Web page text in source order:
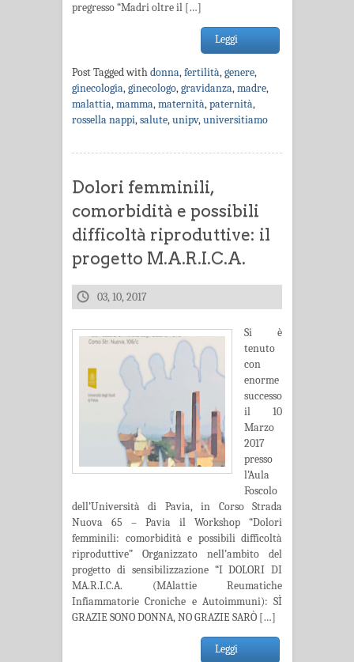
pregresso “Madri oltre il […]
Leggi
Post Tagged withdonna,fertilità,genere,
ginecologia,ginecologo,gravidanza,madre,
malattia,mamma,maternità,paternità,
rossella nappi,salute,unipv,universitiamo
Dolori femminili,
comorbidità e possibili
difficoltà riproduttive: il
progetto M.A.R.I.C.A.
03, 10, 2017
Si è
tenuto
con
enorme
successo
il 10
Marzo
2017
presso
l’Aula
Foscolo
dell’Università di Pavia, in Corso Strada
Nuova 65 – Pavia il Workshop “Dolori
femminili: comorbidità e possibili difficoltà
riproduttive” Organizzato nell’ambito del
progetto di sensibilizzazione “I DOLORI DI
MA.R.I.C.A. (MAlattie Reumatiche
Infiammatorie Croniche e Autoimmuni): SÌ
GRAZIE SONO DONNA, NO GRAZIE SARÒ […]
Leggi